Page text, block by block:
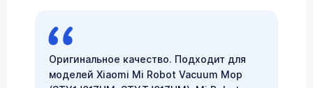
Оригинальное качество. Подходит для
моделей Xiaomi Mi Robot Vacuum Mop